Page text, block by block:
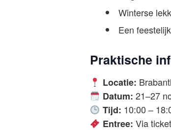
Winterse
Een
Praktische
Locatie:
Datum: 21–27
Tijd: 10:00 –
Entree: Via